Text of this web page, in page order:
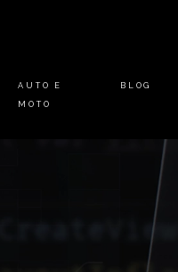
AUTO E
MOTO
BLOG